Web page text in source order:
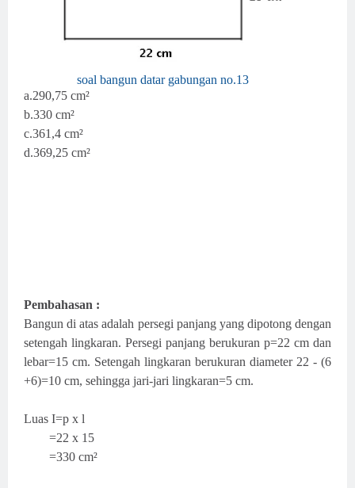
soal bangun datar gabungan no.13
a.290,75 cm²
b.330 cm²
c.361,4 cm²
d.369,25 cm²
Pembahasan :
Bangun di atas adalah persegi panjang yang dipotong dengan
setengah lingkaran. Persegi panjang berukuran p=22 cm dan
lebar=15 cm. Setengah lingkaran berukuran diameter 22 - (6
+6)=10 cm, sehingga jari-jari lingkaran=5 cm.
Luas I=p x l
=22 x 15
=330 cm²